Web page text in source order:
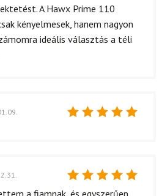
A Hawx Prime 110
kényelmesek, hanem nagyon
ideális választás a téli
Értékelés: